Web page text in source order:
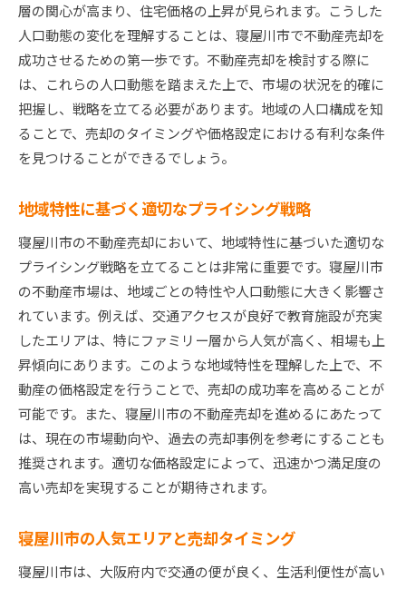
層の関心が高まり、住宅価格の上昇が見られます。こうした
人口動態の変化を理解することは、寝屋川市で不動産売却を
成功させるための第一歩です。不動産売却を検討する際に
は、これらの人口動態を踏まえた上で、市場の状況を的確に
把握し、戦略を立てる必要があります。地域の人口構成を知
ることで、売却のタイミングや価格設定における有利な条件
を見つけることができるでしょう。
地域特性に基づく適切なプライシング戦略
寝屋川市の不動産売却において、地域特性に基づいた適切な
プライシング戦略を立てることは非常に重要です。寝屋川市
の不動産市場は、地域ごとの特性や人口動態に大きく影響さ
れています。例えば、交通アクセスが良好で教育施設が充実
したエリアは、特にファミリー層から人気が高く、相場も上
昇傾向にあります。このような地域特性を理解した上で、不
動産の価格設定を行うことで、売却の成功率を高めることが
可能です。また、寝屋川市の不動産売却を進めるにあたって
は、現在の市場動向や、過去の売却事例を参考にすることも
推奨されます。適切な価格設定によって、迅速かつ満足度の
高い売却を実現することが期待されます。
寝屋川市の人気エリアと売却タイミング
寝屋川市は、大阪府内で交通の便が良く、生活利便性が高い